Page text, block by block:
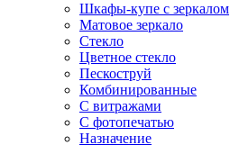
Шкафы-купе с зеркалом
Матовое зеркало
Стекло
Цветное стекло
Пескоструй
Комбинированные
С витражами
С фотопечатью
Назначение